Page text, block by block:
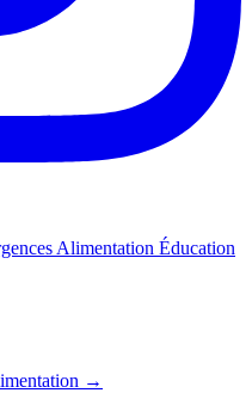
Alimentation Éducation
→